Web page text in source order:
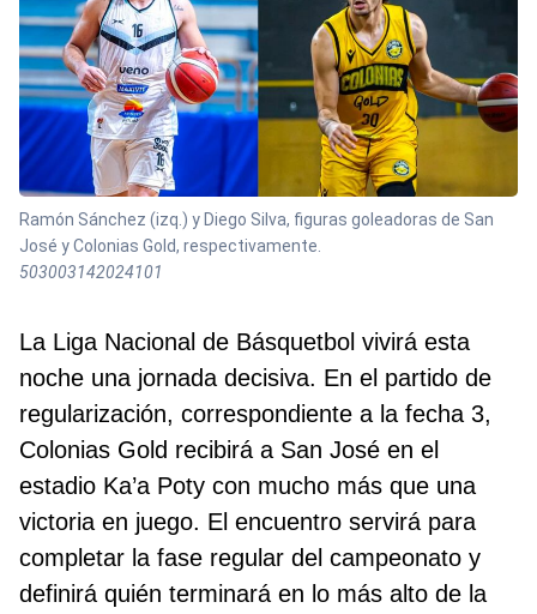
Ramón Sánchez (izq.) y Diego Silva, figuras goleadoras de San
José y Colonias Gold, respectivamente.
503003142024101
La Liga Nacional de Básquetbol vivirá esta
noche una jornada decisiva. En el partido de
regularización, correspondiente a la fecha 3,
Colonias Gold recibirá a San José en el
estadio Ka’a Poty con mucho más que una
victoria en juego. El encuentro servirá para
completar la fase regular del campeonato y
definirá quién terminará en lo más alto de la